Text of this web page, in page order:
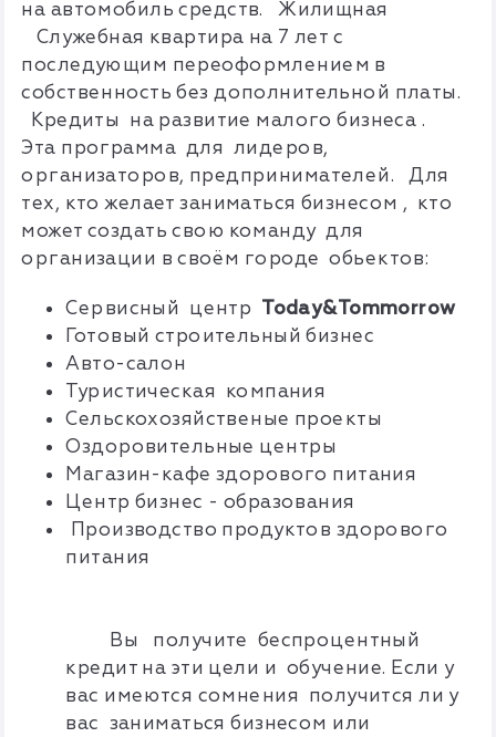
на автомобиль средств.Жилищная
Служебная квартира на 7 лет с
последующим переоформлением в
собственность без дополнительной платы.
Кредиты на развитие малого бизнеса .
Эта программа для лидеров,
организаторов, предпринимателей. Для
тех, кто желает заниматься бизнесом , кто
может создать свою команду для
организации в своём городе обьектов:
Сервисный центр Today&Tommorrow
Готовый строительный бизнес
Авто-салон
Туристическая компания
Сельскохозяйственые проекты
Оздоровительные центры
Магазин-кафе здорового питания
Центр бизнес - образования
Производство продуктов здорового
питания
Вы получите беспроцентный
кредит на эти цели и обучение. Если у
вас имеются сомнения получится ли у
вас заниматься бизнесом или